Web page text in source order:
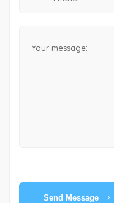
Send Message